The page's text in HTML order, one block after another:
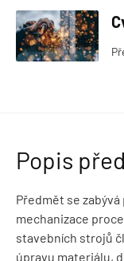
Popis
Předmět se
mechanizace
stavebních strojů
úpravu materiálu,